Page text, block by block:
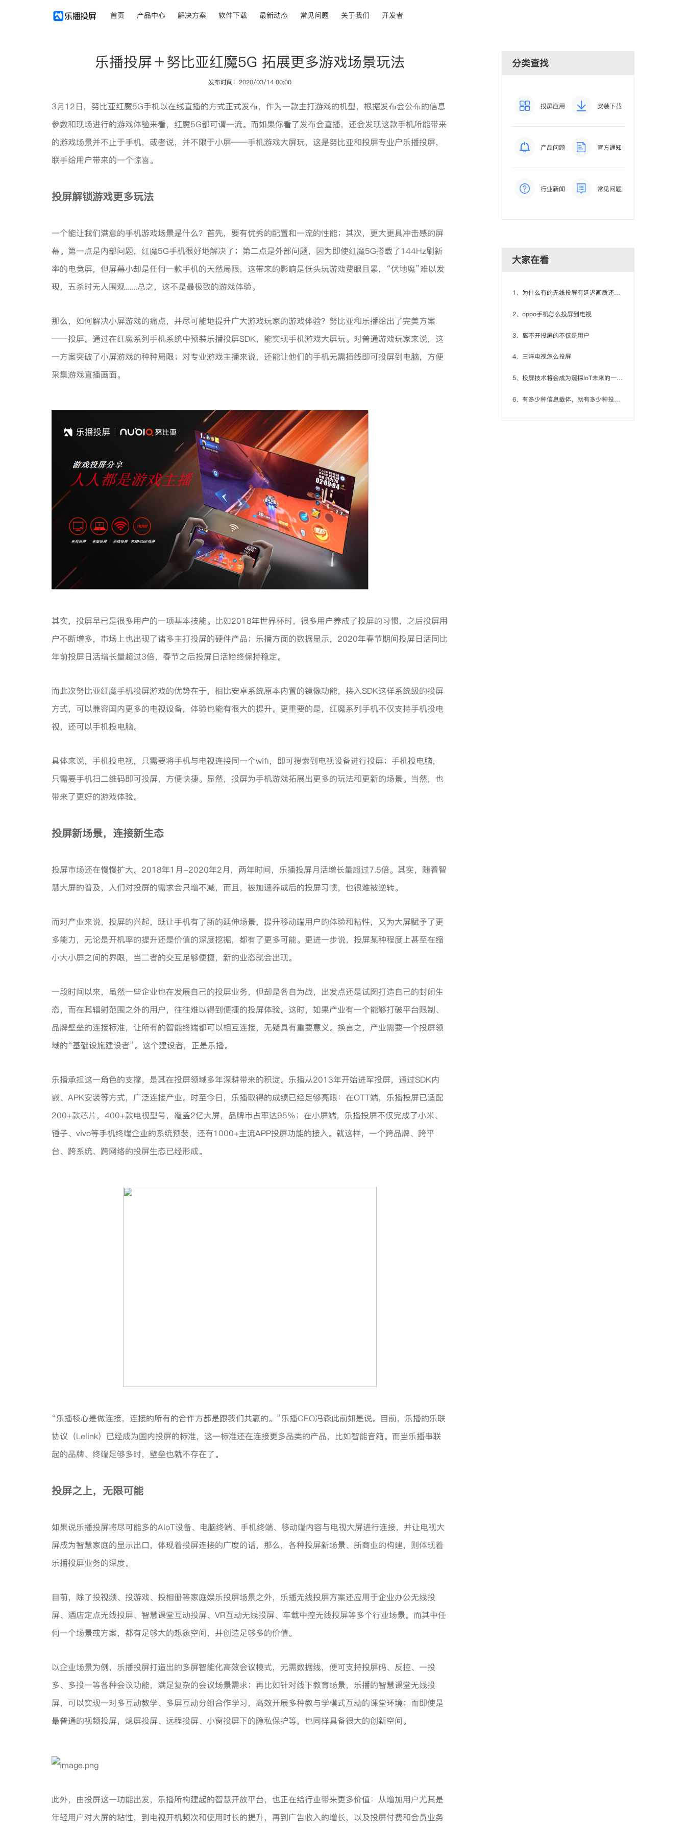
首页 产品中心 解决方案 软件下载 最新动态 常见问题 关于我们 开发者
乐播投屏＋努比亚红魔5G 拓展更多游戏场景玩法
发布时间：2020/03/14 00:00
3月12日，努比亚红魔5G手机以在线直播的方式正式发布，作为一款主打游戏的机型，根据发布会公布的信息
参数和现场进行的游戏体验来看，红魔5G都可谓一流。而如果你看了发布会直播，还会发现这款手机所能带来
的游戏场景并不止于手机，或者说，并不限于小屏——手机游戏大屏玩，这是努比亚和投屏专业户乐播投屏，
联手给用户带来的一个惊喜。
投屏解锁游戏更多玩法
一个能让我们满意的手机游戏场景是什么？首先，要有优秀的配置和一流的性能；其次，更大更具冲击感的屏
幕。第一点是内部问题，红魔5G手机很好地解决了；第二点是外部问题，因为即使红魔5G搭载了144Hz刷新
率的电竞屏，但屏幕小却是任何一款手机的天然局限，这带来的影响是低头玩游戏费眼且累，“伏地魔”难以发
现，五杀时无人围观......总之，这不是最极致的游戏体验。
那么，如何解决小屏游戏的痛点，并尽可能地提升广大游戏玩家的游戏体验？努比亚和乐播给出了完美方案
——投屏。通过在红魔系列手机系统中预装乐播投屏SDK，能实现手机游戏大屏玩。对普通游戏玩家来说，这
一方案突破了小屏游戏的种种局限；对专业游戏主播来说，还能让他们的手机无需插线即可投屏到电脑，方便
采集游戏直播画面。
其实，投屏早已是很多用户的一项基本技能。比如2018年世界杯时，很多用户养成了投屏的习惯，之后投屏用
户不断增多，市场上也出现了诸多主打投屏的硬件产品；乐播方面的数据显示，2020年春节期间投屏日活同比
年前投屏日活增长量超过3倍，春节之后投屏日活始终保持稳定。
而此次努比亚红魔手机投屏游戏的优势在于，相比安卓系统原本内置的镜像功能，接入SDK这样系统级的投屏
方式，可以兼容国内更多的电视设备，体验也能有很大的提升。更重要的是，红魔系列手机不仅支持手机投电
视，还可以手机投电脑。
具体来说，手机投电视，只需要将手机与电视连接同一个wifi，即可搜索到电视设备进行投屏；手机投电脑，
只需要手机扫二维码即可投屏，方便快捷。显然，投屏为手机游戏拓展出更多的玩法和更新的场景。当然，也
带来了更好的游戏体验。
投屏新场景，连接新生态
投屏市场还在慢慢扩大。2018年1月-2020年2月，两年时间，乐播投屏月活增长量超过7.5倍。其实，随着智
慧大屏的普及，人们对投屏的需求会只增不减，而且，被加速养成后的投屏习惯，也很难被逆转。
而对产业来说，投屏的兴起，既让手机有了新的延伸场景，提升移动端用户的体验和粘性，又为大屏赋予了更
多能力，无论是开机率的提升还是价值的深度挖掘，都有了更多可能。更进一步说，投屏某种程度上甚至在缩
小大小屏之间的界限，当二者的交互足够便捷，新的业态就会出现。
一段时间以来，虽然一些企业也在发展自己的投屏业务，但却是各自为战，出发点还是试图打造自己的封闭生
态，而在其辐射范围之外的用户，往往难以得到便捷的投屏体验。这时，如果产业有一个能够打破平台限制、
品牌壁垒的连接标准，让所有的智能终端都可以相互连接，无疑具有重要意义。换言之，产业需要一个投屏领
域的“基础设施建设者”。这个建设者，正是乐播。
乐播承担这一角色的支撑，是其在投屏领域多年深耕带来的积淀。乐播从2013年开始进军投屏，通过SDK内
嵌、APK安装等方式，广泛连接产业。时至今日，乐播取得的成绩已经足够亮眼：在OTT端，乐播投屏已适配
200+款芯片，400+款电视型号，覆盖2亿大屏，品牌市占率达95%；在小屏端，乐播投屏不仅完成了小米、
锤子、vivo等手机终端企业的系统预装，还有1000+主流APP投屏功能的接入。就这样，一个跨品牌、跨平
台、跨系统、跨网络的投屏生态已经形成。
“乐播核心是做连接，连接的所有的合作方都是跟我们共赢的。”乐播CEO冯森此前如是说。目前，乐播的乐联
协议（Lelink）已经成为国内投屏的标准，这一标准还在连接更多品类的产品，比如智能音箱。而当乐播串联
起的品牌、终端足够多时，壁垒也就不存在了。
投屏之上，无限可能
如果说乐播投屏将尽可能多的AIoT设备、电脑终端、手机终端、移动端内容与电视大屏进行连接，并让电视大
屏成为智慧家庭的显示出口，体现着投屏连接的广度的话，那么，各种投屏新场景、新商业的构建，则体现着
乐播投屏业务的深度。
目前，除了投视频、投游戏、投相册等家庭娱乐投屏场景之外，乐播无线投屏方案还应用于企业办公无线投
屏、酒店定点无线投屏、智慧课堂互动投屏、VR互动无线投屏、车载中控无线投屏等多个行业场景。而其中任
何一个场景或方案，都有足够大的想象空间，并创造足够多的价值。
以企业场景为例，乐播投屏打造出的多屏智能化高效会议模式，无需数据线，便可支持投屏码、反控、一投
多、多投一等各种会议功能，满足复杂的会议场景需求；再比如针对线下教育场景，乐播的智慧课堂无线投
屏，可以实现一对多互动教学、多屏互动分组合作学习，高效开展多种教与学模式互动的课堂环境；而即使是
最普通的视频投屏，熄屏投屏、远程投屏、小窗投屏下的隐私保护等，也同样具备很大的创新空间。
此外，由投屏这一功能出发，乐播所构建起的智慧开放平台，也正在给行业带来更多价值：从增加用户尤其是
年轻用户对大屏的粘性，到电视开机频次和使用时长的提升，再到广告收入的增长，以及投屏付费和会员业务
分类查找
投屏应用 安装下载
产品问题 官方通知
行业新闻 常见问题
大家在看
1、为什么有的无线投屏有延迟画质还很渣？
2、oppo手机怎么投屏到电视
3、离不开投屏的不仅是用户
4、三洋电视怎么投屏
5、投屏技术将会成为窥探IoT未来的一扇窗口
6、有多少种信息载体，就有多少种投屏方式